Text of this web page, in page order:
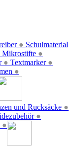
●
Mikrostifte ●
● Textmarker ●
●
Schulmaterial
und Rucksäcke ●
●
●